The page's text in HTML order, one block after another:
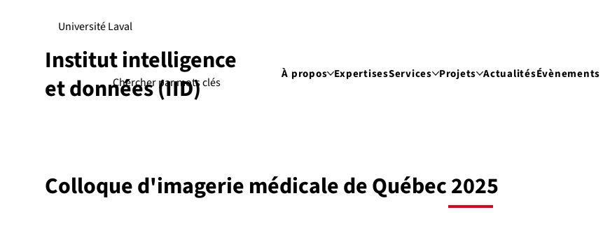
Institut intelligence
et données (IID)
À propos ExpertisesServices Projets ActualitésÉvènements
Université Laval
Colloque d'imagerie médicale de Québec 2025